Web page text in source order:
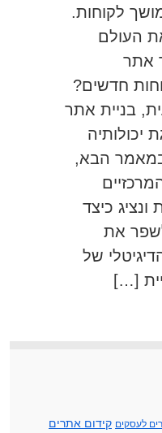
לקוחות.
העולם
אתר
חדשים?
בניית אתר
יכולותיה
במאמר הבא,
כיצד
את
של
[…]
לעסקים קידום אתרים